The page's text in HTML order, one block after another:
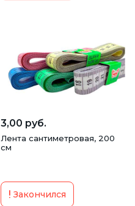
3,00 руб.
Лента сантиметровая, 200
см
Закончился